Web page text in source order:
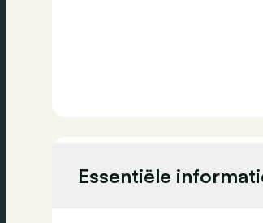
Essentiële